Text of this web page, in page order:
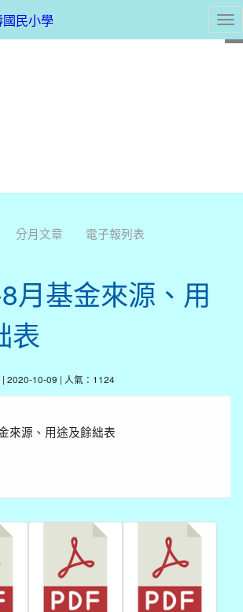
民小學
分月文章 電子報列表
月基金來源、用
表
| 2020-10-09 | 人氣：1124
來源、用途及餘絀表